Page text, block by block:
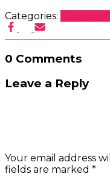
Categories:
0 Comments
Leave a Reply
Your email address
fields are marked *